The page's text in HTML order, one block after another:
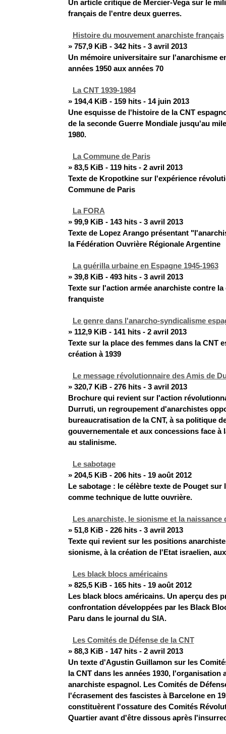
Un article critique de Mercier-Vega sur le
français de l'entre deux guerres.
Histoire du mouvement anarchiste français
» 757,9 KiB - 342 hits - 3 avril 2013
Un mémoire universitaire sur l'anarchisme
années 1950 aux années 70
La CNT 1939-1984
» 194,4 KiB - 159 hits - 14 juin 2013
Une esquisse de l'histoire de la CNT
de la seconde Guerre Mondiale jusqu'au
1980.
La Commune de Paris
» 83,5 KiB - 119 hits - 2 avril 2013
Texte de Kropotkine sur l'expérience
Commune de Paris
La FORA
» 99,9 KiB - 143 hits - 3 avril 2013
Texte de Lopez Arango présentant
la Fédération Ouvrière Régionale Argentine
La guérilla urbaine en Espagne 1945-1963
» 39,8 KiB - 493 hits - 3 avril 2013
Texte sur l'action armée anarchiste contre la
franquiste
Le genre dans l'anarcho-syndicalisme
» 112,9 KiB - 141 hits - 2 avril 2013
Texte sur la place des femmes dans la CNT
création à 1939
Le message révolutionnaire des Amis de
» 320,7 KiB - 276 hits - 3 avril 2013
Brochure qui revient sur l'action
Durruti, un regroupement d'anarchistes
bureaucratisation de la CNT, à sa politique
gouvernementale et aux concessions face à
au stalinisme.
Le sabotage
» 204,5 KiB - 206 hits - 19 août 2012
Le sabotage : le célèbre texte de Pouget sur
comme technique de lutte ouvrière.
Les anarchiste, le sionisme et la naissance
» 51,8 KiB - 226 hits - 3 avril 2013
Texte qui revient sur les positions
sionisme, à la création de l'Etat israelien,
Les black blocs américains
» 825,5 KiB - 165 hits - 19 août 2012
Les black blocs américains. Un aperçu des
confrontation développées par les Black
Paru dans le journal du SIA.
Les Comités de Défense de la CNT
» 88,3 KiB - 147 hits - 2 avril 2013
Un texte d'Agustin Guillamon sur les
la CNT dans les années 1930, l'organisation
anarchiste espagnol. Les Comités de
l'écrasement des fascistes à Barcelone en
constituèrent l'ossature des Comités
Quartier avant d'être dissous après